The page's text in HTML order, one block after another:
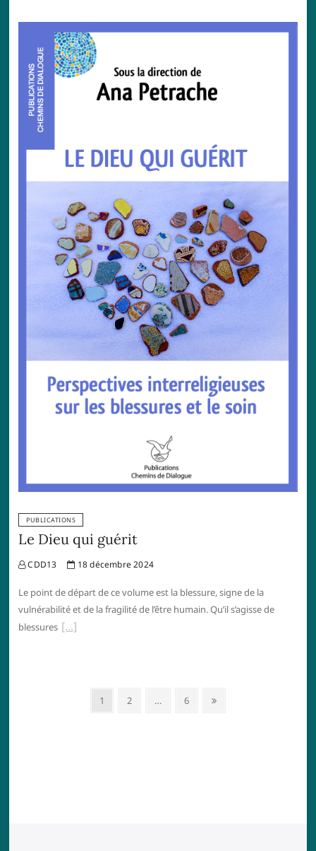
PUBLICATIONS
Le Dieu qui guérit
CDD13 18 décembre 2024
Le point de départ de ce volume est la blessure, signe de la
vulnérabilité et de la fragilité de l’être humain. Qu’il s’agisse de
blessures
NavigationPage
1 Page
2 … Page
6
Next